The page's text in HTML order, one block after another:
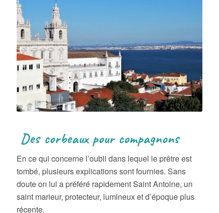
Des corbeaux pour compagnons
En ce qui concerne l’oubli dans lequel le prêtre est
tombé, plusieurs explications sont fournies. Sans
doute on lui a préféré rapidement Saint Antoine, un
saint marieur, protecteur, lumineux et d’époque plus
récente.